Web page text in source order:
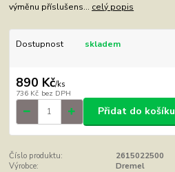
výměnu příslušens... celý popis
Dostupnost skladem
890 Kč/ks
736 Kč bez DPH
Přidat do košíku
Číslo produktu:
2615022500
Výrobce:
Dremel